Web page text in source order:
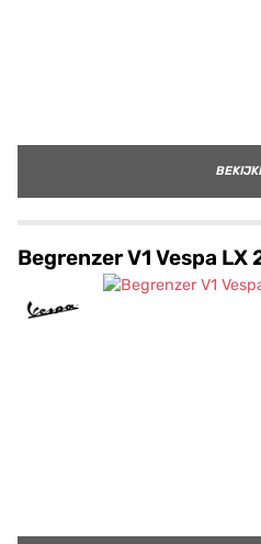
Begrenzer V1 Vespa LX